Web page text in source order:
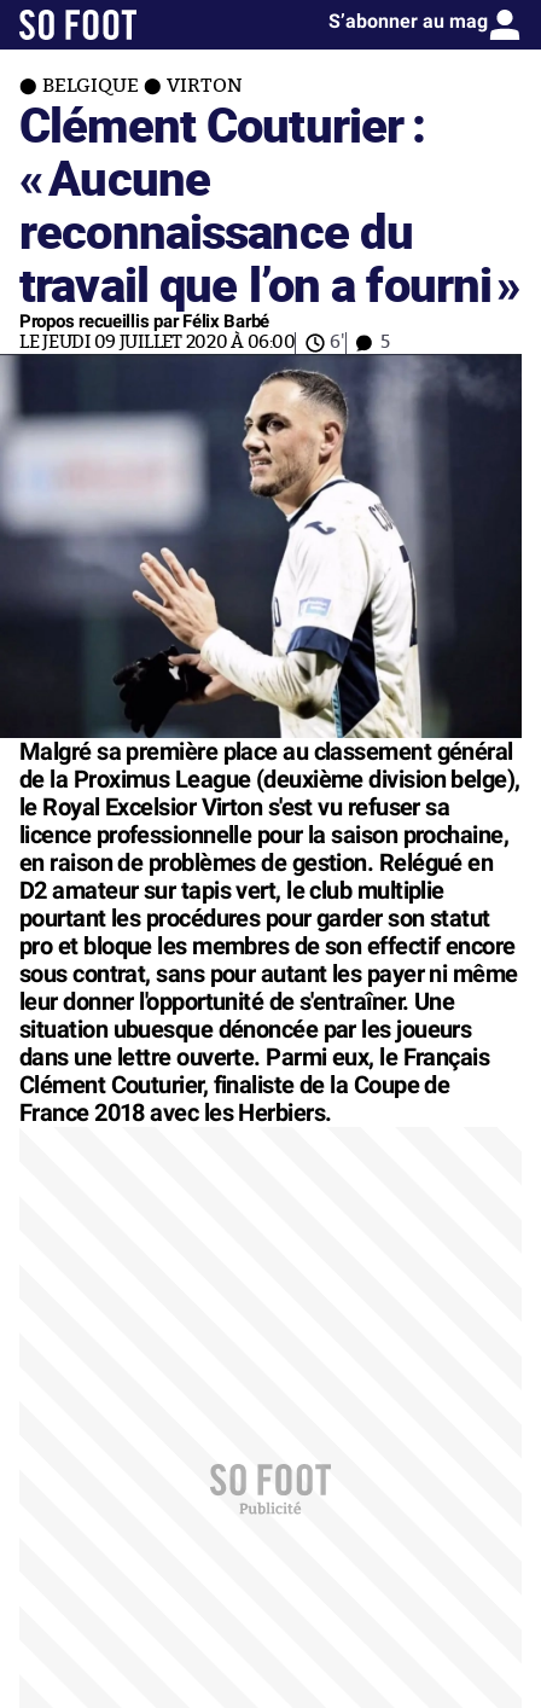
S’abonner au mag
BELGIQUE VIRTON
Clément Couturier :
«Aucune
reconnaissance du
travail que l’on a fourni»
Propos recueillis par Félix Barbé
LE JEUDI 09 JUILLET 2020 À 06:00 6' 5
Malgré sa première place au classement général
de la Proximus League (deuxième division belge),
le Royal Excelsior Virton s'est vu refuser sa
licence professionnelle pour la saison prochaine,
en raison de problèmes de gestion. Relégué en
D2 amateur sur tapis vert, le club multiplie
pourtant les procédures pour garder son statut
pro et bloque les membres de son effectif encore
sous contrat, sans pour autant les payer ni même
leur donner l'opportunité de s'entraîner. Une
situation ubuesque dénoncée par les joueurs
dans une lettre ouverte. Parmi eux, le Français
Clément Couturier, finaliste de la Coupe de
France 2018 avec les Herbiers.